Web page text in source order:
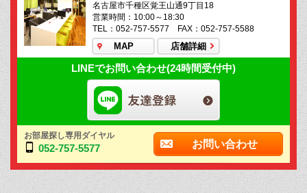
名古屋市千種区覚王山通9丁目18
営業時間：10:00～18:30
TEL：052-757-5577 FAX：052-757-5588
MAP 店舗詳細
LINEでお問い合わせ(24時間受付中)
お部屋探し専用ダイヤル
052-757-5577 お問い合わせ